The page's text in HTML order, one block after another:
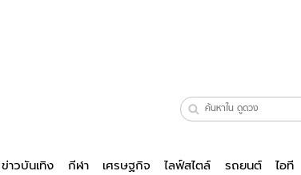
ข่าวบันเทิง กีฬา เศรษฐกิจ ไลฟ์สไตล์ รถยนต์ ไอที